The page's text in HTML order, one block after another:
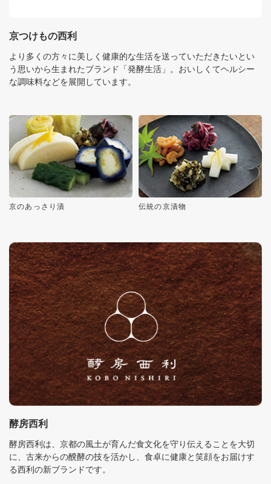
京つけもの西利
より多くの方々に美しく健康的な生活を送っていただきたいとい
う思いから生まれたブランド「発酵生活」。おいしくてヘルシー
な調味料などを展開しています。
京のあっさり漬 伝統の京漬物
酵房西利
酵房西利は、京都の風土が育んだ食文化を守り伝えることを大切
に、古来からの醗酵の技を活かし、食卓に健康と笑顔をお届けす
る西利の新ブランドです。